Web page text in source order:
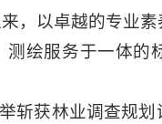
，以卓越的专业
绘服务于一体的
斩获林业调查规